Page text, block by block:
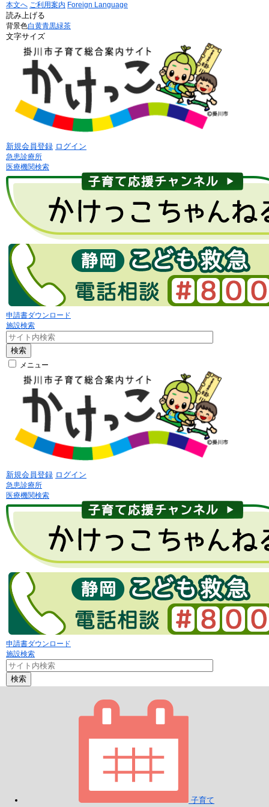
本文へ ご利用案内 Foreign Language
読み上げる
背景色白黄青黒緑茶
文字サイズ
新規会員登録 ログイン
急患診療所
医療機関検索
申請書ダウンロード
施設検索
検索
メニュー
新規会員登録 ログイン
急患診療所
医療機関検索
申請書ダウンロード
施設検索
検索
子育て